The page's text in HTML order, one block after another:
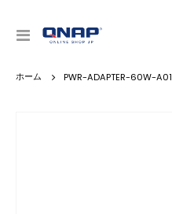
ナ
呼
PWR-ADAPTER-60W-A01